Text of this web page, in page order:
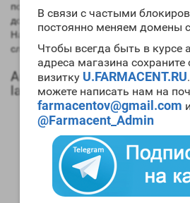
В связи с частыми
постоянно меняем домены
Чтобы всегда быть в курсе
адреса магазина сохраните
визитку U.FARMACENT.RU
можете написать нам на
farmacentov@gmail.com
@Farmacent_Admin
попробуйте
купить Trenol Depot-200
должны уже иметь значительный
Начинающим билдерам этот препарат
следует.
Анаболический профиль
labs
Анаболическая активность –
сравнении мужским гормоном;
Андрогенная активность – 200
мужским гормоном;
Способность
(ароматизация) – нет;
Степень нагрузки на печень –